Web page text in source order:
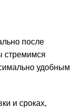
после
стремимся
удобным
и сроках,